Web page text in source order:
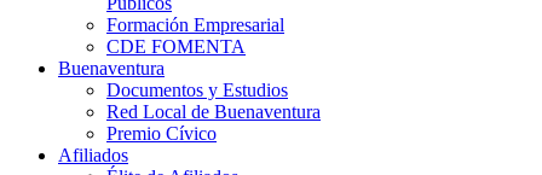
Formación Empresarial
CDE FOMENTA
Buenaventura
Documentos y Estudios
Red Local de Buenaventura
Premio Cívico
Afiliados